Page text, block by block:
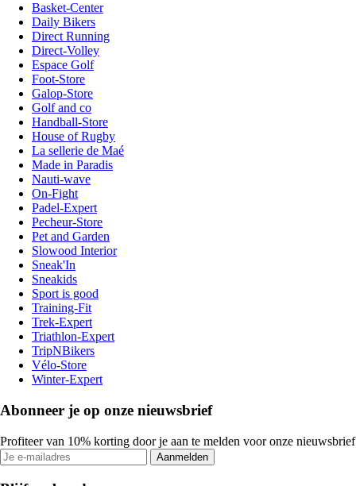
Basket-Center
Daily Bikers
Direct Running
Direct-Volley
Espace Golf
Foot-Store
Galop-Store
Golf and co
Handball-Store
House of Rugby
La sellerie de Maé
Made in Paradis
Nauti-wave
On-Fight
Padel-Expert
Pecheur-Store
Pet and Garden
Slowood Interior
Sneak'In
Sneakids
Sport is good
Training-Fit
Trek-Expert
Triathlon-Expert
TripNBikers
Vélo-Store
Winter-Expert
Abonneer je op onze nieuwsbrief
Profiteer van 10% korting door je aan te melden voor onze nieuwsbrief
Aanmelden